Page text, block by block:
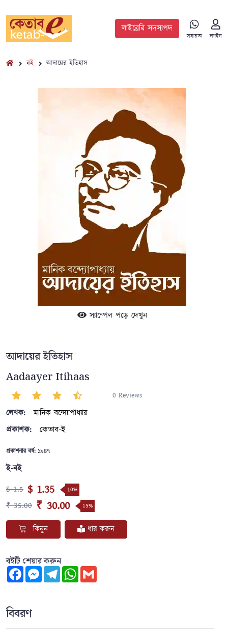
লাইব্রেরি সদস্যপদ
সহায়তা লগইন
বই আদায়ের ইতিহাস
স্যাম্পেল পড়ে দেখুন
আদায়ের ইতিহাস
Aadaayer Itihaas
0 Reviews
লেখক:
মানিক বন্দ্যোপাধ্যায়
প্রকাশক:
কেতাব-ই
প্রকাশনার বর্ষ: ১৯৪৭
ই-বই
$ 1.5 $ 1.35 10%
₹ 35.00 ₹ 30.00 15%
কিনুন ধার করুন
বইটি শেয়ার করুন
FacebookMessengerTelegramWhatsApp
বিবরণ